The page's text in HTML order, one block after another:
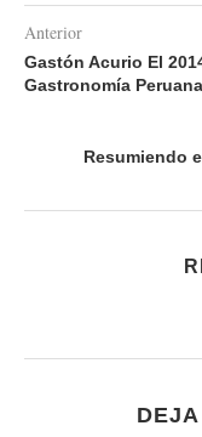
Anterior
Gastón Acurio El
Gastronomía Peruana
Resumiendo